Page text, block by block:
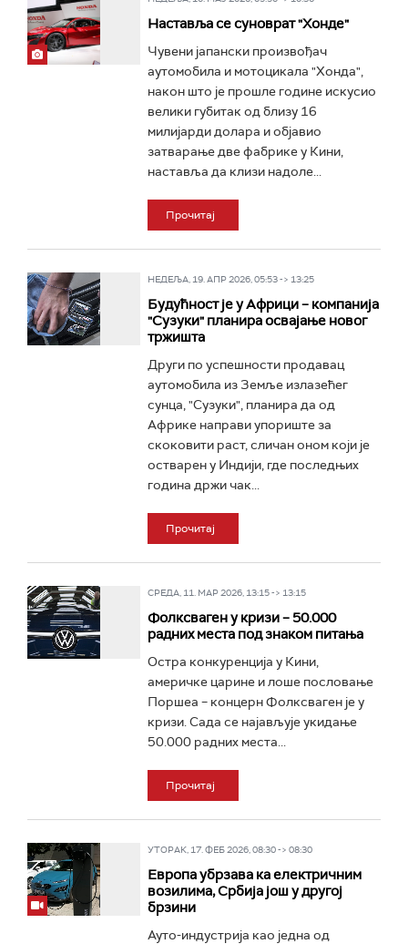
Наставља се суноврат "Хонде"
Чувени јапански произвођач
аутомобила и мотоцикала "Хонда",
након што је прошле године искусио
велики губитак од близу 16
милијарди долара и објавио
затварање две фабрике у Кини,
наставља да клизи надоле...
Прочитај
НЕДЕЉА, 19. АПР 2026, 05:53 -> 13:25
Будућност је у Африци – компанија
"Сузуки" планира освајање новог
тржишта
Други по успешности продавац
аутомобила из Земље излазећег
сунца, "Сузуки", планира да од
Африке направи упориште за
скоковити раст, сличан оном који је
остварен у Индији, где последњих
година држи чак...
Прочитај
СРЕДА, 11. МАР 2026, 13:15 -> 13:15
Фолксваген у кризи – 50.000
радних места под знаком питања
Остра конкуренција у Кини,
америчке царине и лоше пословање
Поршеа – концерн Фолксваген је у
кризи. Сада се најављује укидање
50.000 радних места...
Прочитај
УТОРАК, 17. ФЕБ 2026, 08:30 -> 08:30
Европа убрзава ка електричним
возилима, Србија још у другој
брзини
Ауто-индустрија као једна од